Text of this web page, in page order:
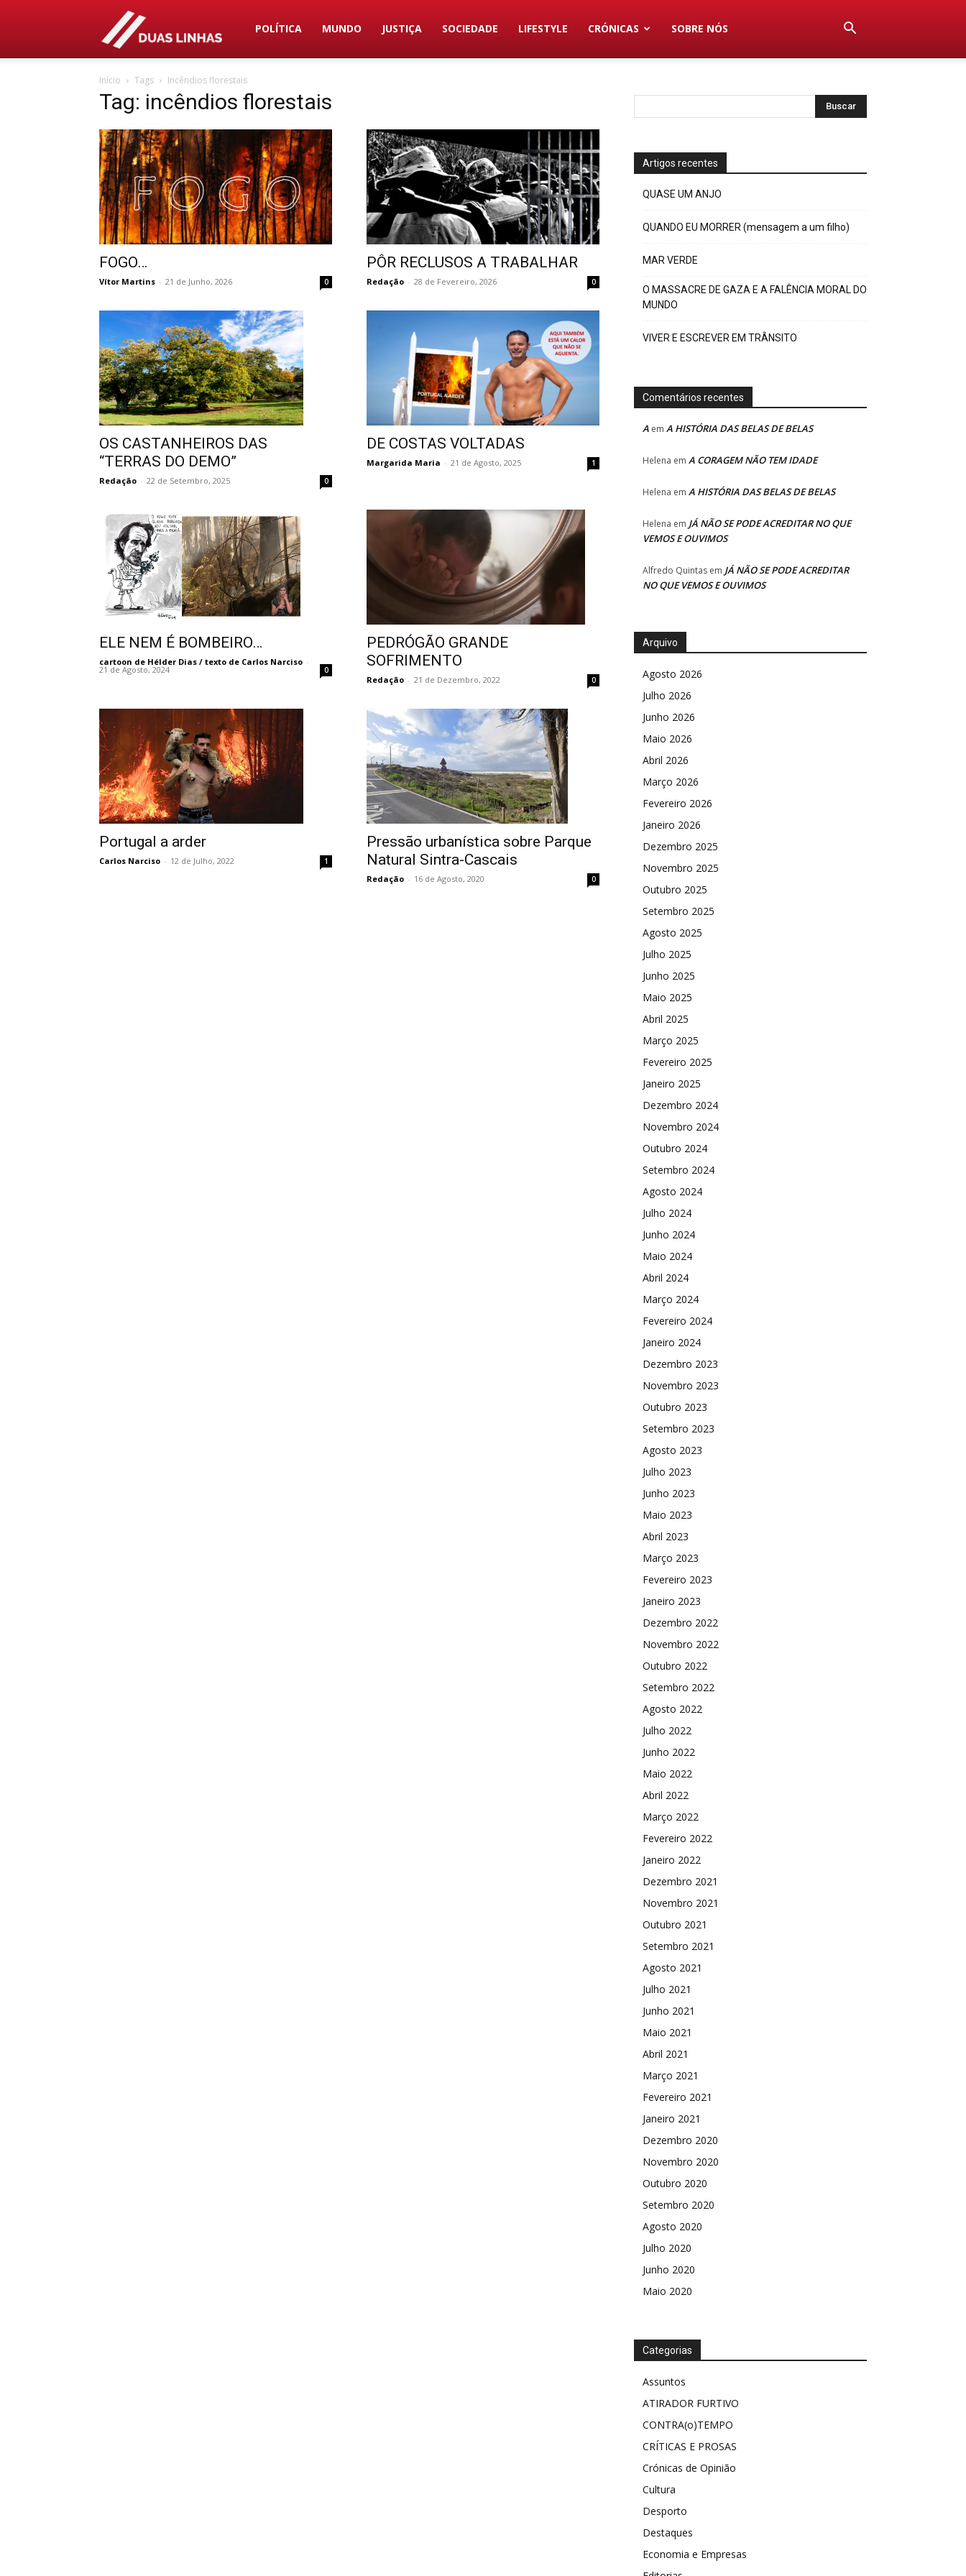
Duas
Linhas
POLÍTICA MUNDO JUSTIÇA SOCIEDADE LIFESTYLE CRÓNICAS SOBRE NÓS
Início Tags Incêndios florestais
Tag: incêndios florestais
FOGO…
Vítor Martins - 21 de Junho, 2026 0
PÔR RECLUSOS A TRABALHAR
Redação - 28 de Fevereiro, 2026 0
OS CASTANHEIROS DAS
“TERRAS DO DEMO”
Redação - 22 de Setembro, 2025 0
DE COSTAS VOLTADAS
Margarida Maria - 21 de Agosto, 2025 1
ELE NEM É BOMBEIRO…
cartoon de Hélder Dias / texto de Carlos Narciso -
21 de Agosto, 2024 0
PEDRÓGÃO GRANDE
SOFRIMENTO
Redação - 21 de Dezembro, 2022 0
Portugal a arder
Carlos Narciso - 12 de Julho, 2022 1
Pressão urbanística sobre Parque
Natural Sintra-Cascais
Redação - 16 de Agosto, 2020 0
Artigos recentes
QUASE UM ANJO
QUANDO EU MORRER (mensagem a um filho)
MAR VERDE
O MASSACRE DE GAZA E A FALÊNCIA MORAL DO
MUNDO
VIVER E ESCREVER EM TRÂNSITO
Comentários recentes
A em A HISTÓRIA DAS BELAS DE BELAS
Helena em A CORAGEM NÃO TEM IDADE
Helena em A HISTÓRIA DAS BELAS DE BELAS
Helena em JÁ NÃO SE PODE ACREDITAR NO QUE
VEMOS E OUVIMOS
Alfredo Quintas em JÁ NÃO SE PODE ACREDITAR
NO QUE VEMOS E OUVIMOS
Arquivo
Agosto 2026
Julho 2026
Junho 2026
Maio 2026
Abril 2026
Março 2026
Fevereiro 2026
Janeiro 2026
Dezembro 2025
Novembro 2025
Outubro 2025
Setembro 2025
Agosto 2025
Julho 2025
Junho 2025
Maio 2025
Abril 2025
Março 2025
Fevereiro 2025
Janeiro 2025
Dezembro 2024
Novembro 2024
Outubro 2024
Setembro 2024
Agosto 2024
Julho 2024
Junho 2024
Maio 2024
Abril 2024
Março 2024
Fevereiro 2024
Janeiro 2024
Dezembro 2023
Novembro 2023
Outubro 2023
Setembro 2023
Agosto 2023
Julho 2023
Junho 2023
Maio 2023
Abril 2023
Março 2023
Fevereiro 2023
Janeiro 2023
Dezembro 2022
Novembro 2022
Outubro 2022
Setembro 2022
Agosto 2022
Julho 2022
Junho 2022
Maio 2022
Abril 2022
Março 2022
Fevereiro 2022
Janeiro 2022
Dezembro 2021
Novembro 2021
Outubro 2021
Setembro 2021
Agosto 2021
Julho 2021
Junho 2021
Maio 2021
Abril 2021
Março 2021
Fevereiro 2021
Janeiro 2021
Dezembro 2020
Novembro 2020
Outubro 2020
Setembro 2020
Agosto 2020
Julho 2020
Junho 2020
Maio 2020
Categorias
Assuntos
ATIRADOR FURTIVO
CONTRA(o)TEMPO
CRÍTICAS E PROSAS
Crónicas de Opinião
Cultura
Desporto
Destaques
Economia e Empresas